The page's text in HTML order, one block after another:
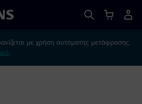
με χρήση αυτόματης μετάφρασης.